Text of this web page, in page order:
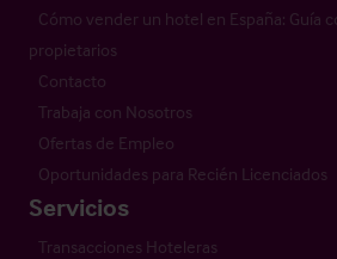
Cómo vender un hotel en España: Guía
propietarios
Contacto
Trabaja con Nosotros
Ofertas de Empleo
Oportunidades para Recién Licenciados
Servicios
Transacciones Hoteleras